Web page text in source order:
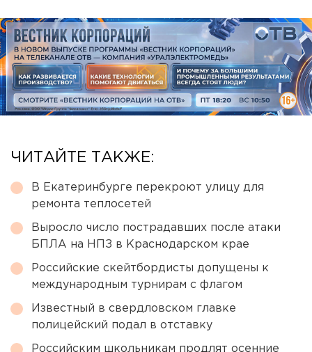
ЧИТАЙТЕ ТАКЖЕ:
В Екатеринбурге перекроют улицу для
ремонта теплосетей
Выросло число пострадавших после атаки
БПЛА на НПЗ в Краснодарском крае
Российские скейтбордисты допущены к
международным турнирам с флагом
Известный в свердловском главке
полицейский подал в отставку
Российским школьникам продлят осенние